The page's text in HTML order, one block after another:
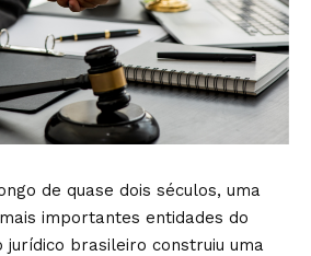
de quase dois séculos, uma
importantes entidades do
jurídico brasileiro construiu uma